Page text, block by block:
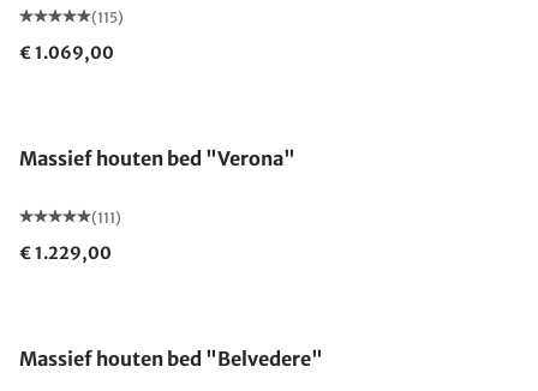
(115)
€ 1.069,00
Massief houten bed "Verona"
(111)
€ 1.229,00
Massief houten bed "Belvedere"